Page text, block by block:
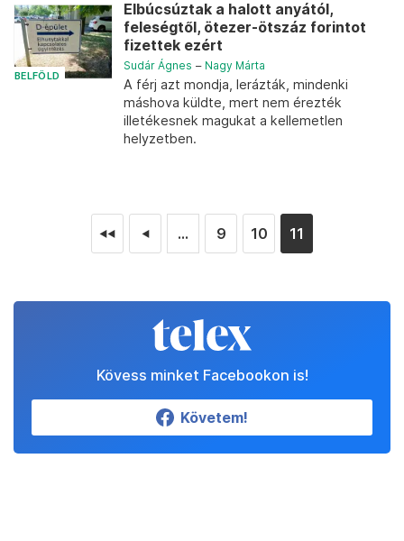
BELFÖLD
Elbúcsúztak a halott anyától,
feleségtől, ötezer-ötszáz forintot
fizettek ezért
Sudár Ágnes – Nagy Márta
A férj azt mondja, lerázták, mindenki
máshova küldte, mert nem érezték
illetékesnek magukat a kellemetlen
helyzetben.
◄◄ ◄ ... 9 10 11
Kövess minket Facebookon is!
Követem!